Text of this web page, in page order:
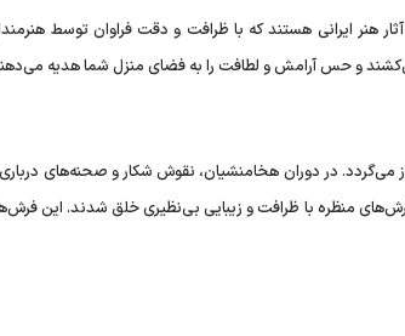
هنر ایرانی هستند که با ظرافت و دقت فراوان توسط
و حس آرامش و لطافت را به فضای منزل شما هدیه
می‌گردد. در دوران هخامنشیان، نقوش شکار و صحنه‌های
منظره با ظرافت و زیبایی بی‌نظیری خلق شدند. این